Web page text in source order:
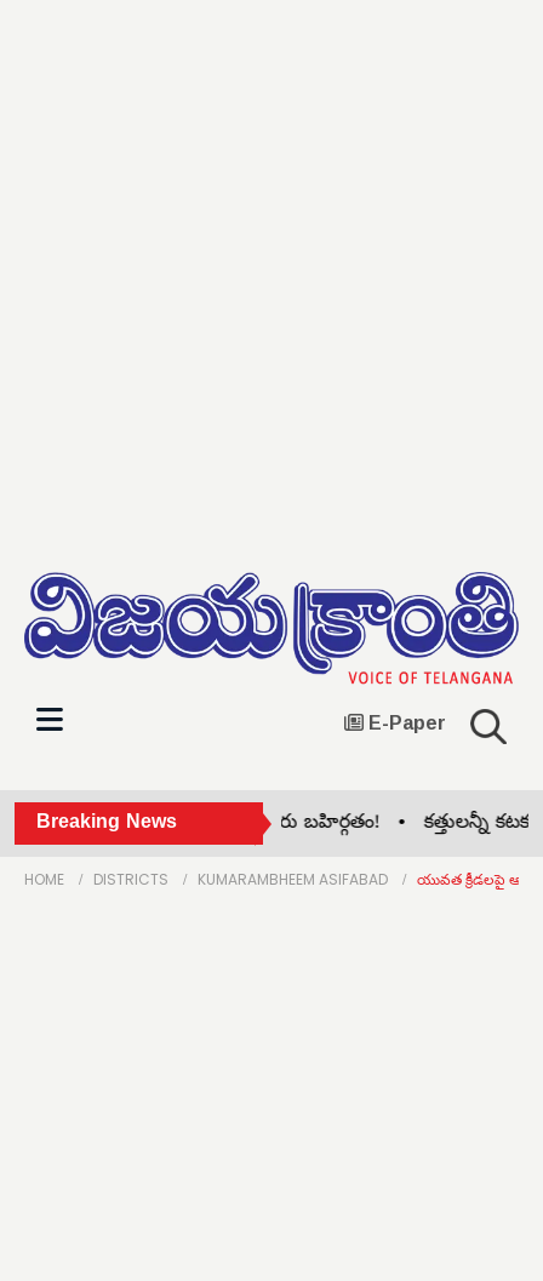
E-Paper
Breaking News
సిరిసిల్ల జిల్లా కాంగ్రెస్‌లో గ్రూప్ పోరు బహిర్గతం! • కత్తులన్నీ
HOME DISTRICTS KUMARAMBHEEM ASIFABAD యువత క్రీడలపై